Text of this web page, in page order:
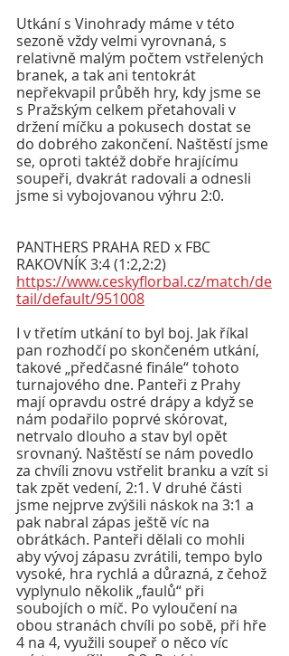
Utkání s Vinohrady máme v této
sezoně vždy velmi vyrovnaná, s
relativně malým počtem vstřelených
branek, a tak ani tentokrát
nepřekvapil průběh hry, kdy jsme se
s Pražským celkem přetahovali v
držení míčku a pokusech dostat se
do dobrého zakončení. Naštěstí jsme
se, oproti taktéž dobře hrajícímu
soupeři, dvakrát radovali a odnesli
jsme si vybojovanou výhru 2:0.
PANTHERS PRAHA RED x FBC
RAKOVNÍK 3:4 (1:2,2:2)
https://www.ceskyflorbal.cz/match/de
tail/default/951008
I v třetím utkání to byl boj. Jak říkal
pan rozhodčí po skončeném utkání,
takové „předčasné finále“ tohoto
turnajového dne. Panteři z Prahy
mají opravdu ostré drápy a když se
nám podařilo poprvé skórovat,
netrvalo dlouho a stav byl opět
srovnaný. Naštěstí se nám povedlo
za chvíli znovu vstřelit branku a vzít si
tak zpět vedení, 2:1. V druhé části
jsme nejprve zvýšili náskok na 3:1 a
pak nabral zápas ještě víc na
obrátkách. Panteři dělali co mohli
aby vývoj zápasu zvrátili, tempo bylo
vysoké, hra rychlá a důrazná, z čehož
vyplynulo několik „faulů“ při
soubojích o míč. Po vyloučení na
obou stranách chvíli po sobě, při hře
4 na 4, využili soupeř o něco víc